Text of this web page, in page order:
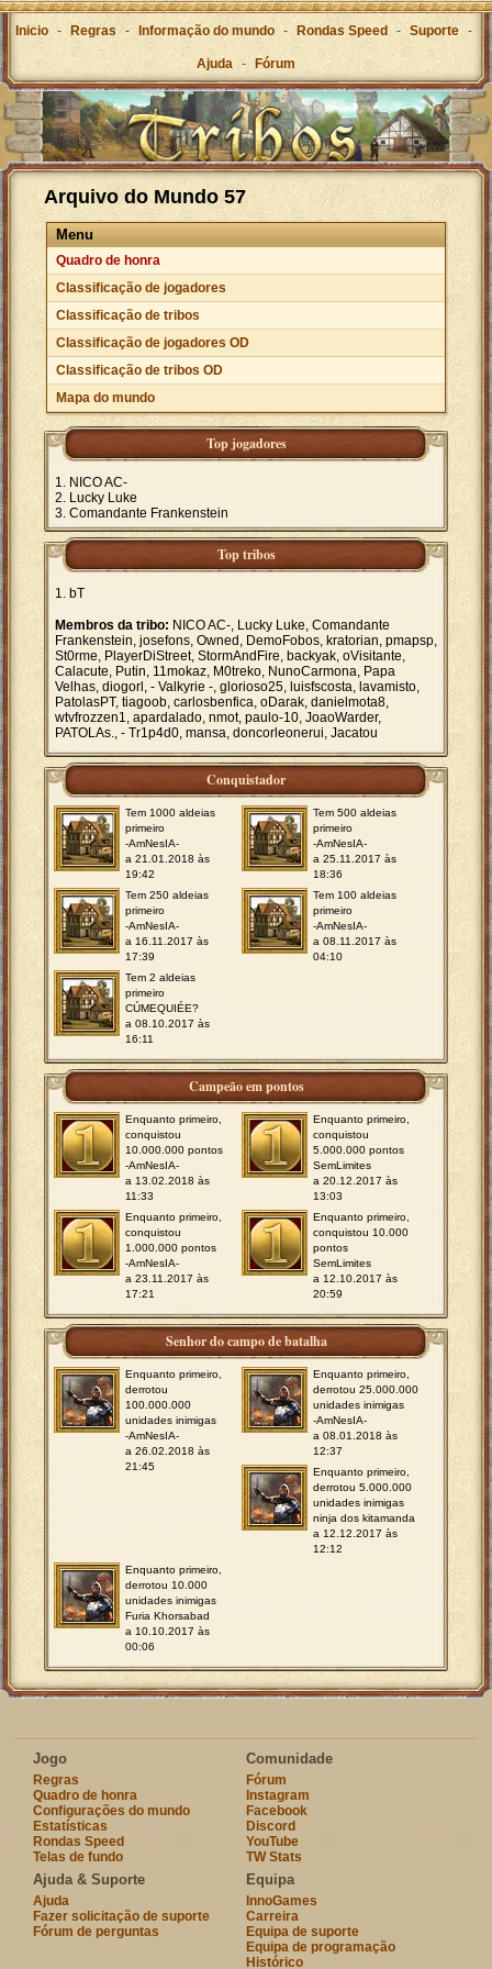
Inicio - Regras - Informação do mundo - Rondas Speed - Suporte -
Ajuda - Fórum
Arquivo do Mundo 57
Menu
Quadro de honra
Classificação de jogadores
Classificação de tribos
Classificação de jogadores OD
Classificação de tribos OD
Mapa do mundo
Top jogadores
NICO AC-
Lucky Luke
Comandante Frankenstein
Top tribos
bT
Membros da tribo: NICO AC-, Lucky Luke, Comandante
Frankenstein, josefons, Owned, DemoFobos, kratorian, pmapsp,
St0rme, PlayerDiStreet, StormAndFire, backyak, oVisitante,
Calacute, Putin, 11mokaz, M0treko, NunoCarmona, Papa
Velhas, diogorl, - Valkyrie -, glorioso25, luisfscosta, lavamisto,
PatolasPT, tiagoob, carlosbenfica, oDarak, danielmota8,
wtvfrozzen1, apardalado, nmot, paulo-10, JoaoWarder,
PATOLAs., - Tr1p4d0, mansa, doncorleonerui, Jacatou
Conquistador
Tem 1000 aldeias
primeiro
-AmNesIA-
a 21.01.2018 às
19:42
Tem 500 aldeias
primeiro
-AmNesIA-
a 25.11.2017 às
18:36
Tem 250 aldeias
primeiro
-AmNesIA-
a 16.11.2017 às
17:39
Tem 100 aldeias
primeiro
-AmNesIA-
a 08.11.2017 às
04:10
Tem 2 aldeias
primeiro
CÚMEQUIÉE?
a 08.10.2017 às
16:11
Campeão em pontos
Enquanto primeiro,
conquistou
10.000.000 pontos
-AmNesIA-
a 13.02.2018 às
11:33
Enquanto primeiro,
conquistou
5.000.000 pontos
SemLimites
a 20.12.2017 às
13:03
Enquanto primeiro,
conquistou
1.000.000 pontos
-AmNesIA-
a 23.11.2017 às
17:21
Enquanto primeiro,
conquistou 10.000
pontos
SemLimites
a 12.10.2017 às
20:59
Senhor do campo de batalha
Enquanto primeiro,
derrotou
100.000.000
unidades inimigas
-AmNesIA-
a 26.02.2018 às
21:45
Enquanto primeiro,
derrotou 25.000.000
unidades inimigas
-AmNesIA-
a 08.01.2018 às
12:37
Enquanto primeiro,
derrotou 5.000.000
unidades inimigas
ninja dos kitamanda
a 12.12.2017 às
12:12
Enquanto primeiro,
derrotou 10.000
unidades inimigas
Furia Khorsabad
a 10.10.2017 às
00:06
Jogo
Regras
Quadro de honra
Configurações do mundo
Estatísticas
Rondas Speed
Telas de fundo
Comunidade
Fórum
Instagram
Facebook
Discord
YouTube
TW Stats
Ajuda & Suporte
Ajuda
Fazer solicitação de suporte
Fórum de perguntas
Equipa
InnoGames
Carreira
Equipa de suporte
Equipa de programação
Histórico